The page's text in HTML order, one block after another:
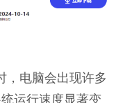
，电脑会出现许多
运行速度显著变